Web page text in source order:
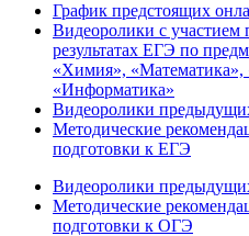
График предстоящих
Видеоролики с участием
результатах ЕГЭ по
«Химия», «Математика»,
«Информатика»
Видеоролики
Методические
подготовки к ЕГЭ
Видеоролики
Методические
подготовки к ОГЭ